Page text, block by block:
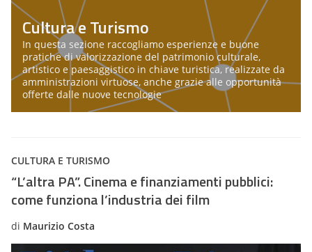
Cultura e Turismo
In questa sezione raccogliamo esperienze e buone
pratiche di valorizzazione del patrimonio culturale,
artistico e paesaggistico in chiave turistica, realizzate da
amministrazioni virtuose, anche grazie alle opportunità
offerte dalle nuove tecnologie
CULTURA E TURISMO
“L’altra PA”. Cinema e finanziamenti pubblici:
come funziona l’industria dei film
di Maurizio Costa